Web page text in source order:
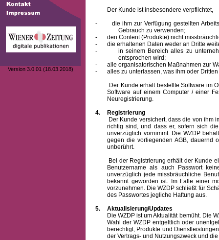
Version 3.0.01 (18.03.2018)
Der Kunde ist insbesondere verpflichtet,
-
die ihm zur Verfügung gestellten
Gebrauch zu verwenden;
-
den Content (Produkte) nicht
-
die erhaltenen Daten weder an Dritte
-
in seinem Bereich alles zu
entsprochen wird;
-
alle organisatorischen Maßnahmen zur
-
alles zu unterlassen, was ihm oder
Der Kunde erhält bestellte Software im
Software auf einem Computer / einer
Neuregistrierung.
4.
Registrierung
Der Kunde versichert, dass die von ihm
richtig sind, und dass er, sofern sich
unverzüglich vornimmt. Die WZDP
gegen die vorliegenden AGB, dauernd
unberührt.
Bei der Registrierung erhält der Kunde
Benutzernameals auch Passwort
unverzüglich jede missbräuchliche
bekannt geworden ist. Im Falle einer
vorzunehmen. Die WZDP schließt für
des Passwortes jegliche Haftung aus.
5.
Aktualisierung/Updates
Die WZDP ist um Aktualität bemüht. Die
Wahl der WZDP entgeltlich oder
berechtigt, Produkte und
der Vertrags- und Nutzungszweck und